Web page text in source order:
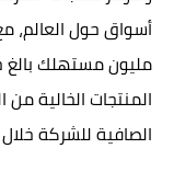
الصافية للشركة